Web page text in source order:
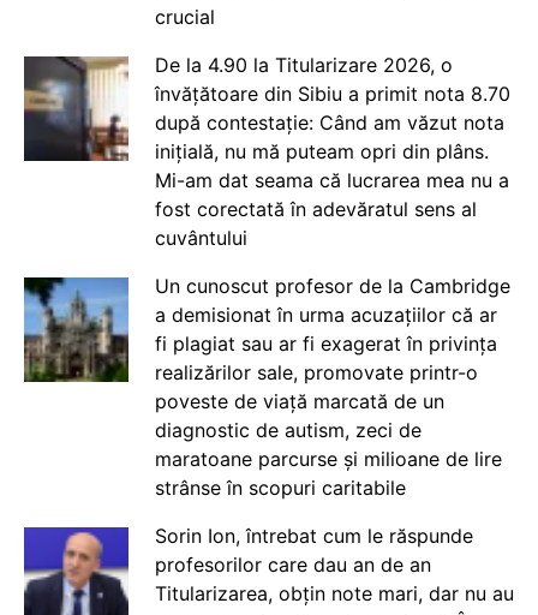
crucial
De la 4.90 la Titularizare 2026, o
învățătoare din Sibiu a primit nota 8.70
după contestație: Când am văzut nota
inițială, nu mă puteam opri din plâns.
Mi-am dat seama că lucrarea mea nu a
fost corectată în adevăratul sens al
cuvântului
Un cunoscut profesor de la Cambridge
a demisionat în urma acuzațiilor că ar
fi plagiat sau ar fi exagerat în privința
realizărilor sale, promovate printr-o
poveste de viață marcată de un
diagnostic de autism, zeci de
maratoane parcurse și milioane de lire
strânse în scopuri caritabile
Sorin Ion, întrebat cum le răspunde
profesorilor care dau an de an
Titularizarea, obțin note mari, dar nu au